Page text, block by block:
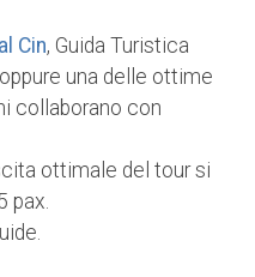
Cin, Guida Turistica
una delle ottime
collaborano con
ottimale del tour si
pax.